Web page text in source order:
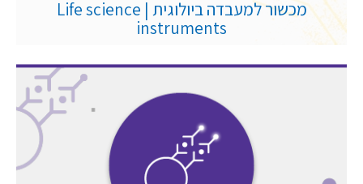
מכשור למעבדה ביולוגית | Life science
instruments